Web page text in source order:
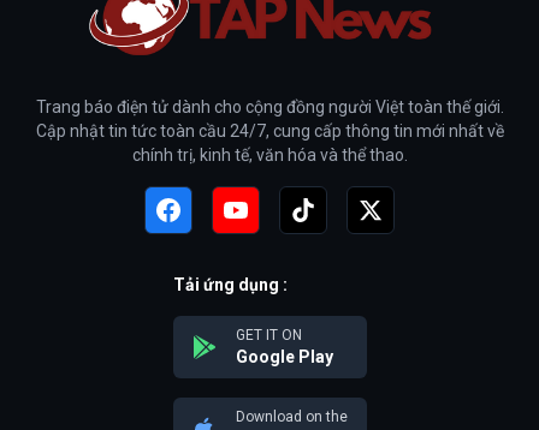
Trang báo điện tử dành cho cộng đồng người Việt toàn thế giới.
Cập nhật tin tức toàn cầu 24/7, cung cấp thông tin mới nhất về
chính trị, kinh tế, văn hóa và thể thao.
Tải ứng dụng :
GET IT ON
Google Play
Download on the